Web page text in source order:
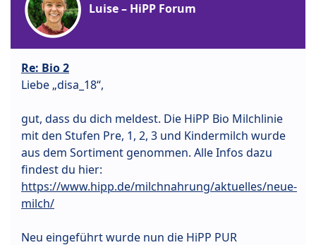
Luise – HiPP Forum
Re: Bio 2
Liebe „disa_18“,
gut, dass du dich meldest. Die HiPP Bio Milchlinie
mit den Stufen Pre, 1, 2, 3 und Kindermilch wurde
aus dem Sortiment genommen. Alle Infos dazu
findest du hier:
https://www.hipp.de/milchnahrung/aktuelles/neue-
milch/
Neu eingeführt wurde nun die HiPP PUR